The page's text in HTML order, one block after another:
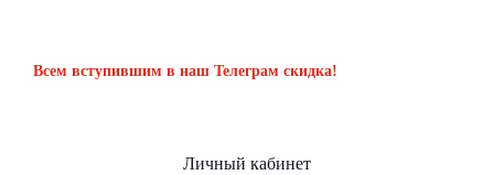
Всем вступившим в наш Телеграм скидка!
Личный кабинет